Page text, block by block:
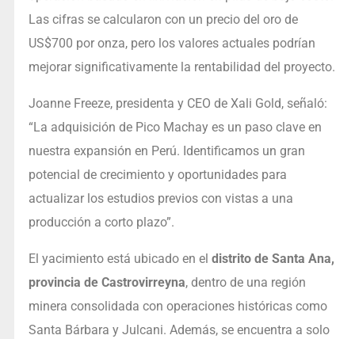
Las cifras se calcularon con un precio del oro de
US$700 por onza, pero los valores actuales podrían
mejorar significativamente la rentabilidad del proyecto.
Joanne Freeze, presidenta y CEO de Xali Gold, señaló:
“La adquisición de Pico Machay es un paso clave en
nuestra expansión en Perú. Identificamos un gran
potencial de crecimiento y oportunidades para
actualizar los estudios previos con vistas a una
producción a corto plazo”.
El yacimiento está ubicado en el distrito de Santa Ana,
provincia de Castrovirreyna, dentro de una región
minera consolidada con operaciones históricas como
Santa Bárbara y Julcani. Además, se encuentra a solo